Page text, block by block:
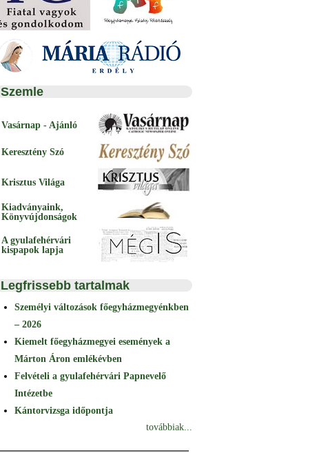
Szemle
Vasárnap - Ajánló
Keresztény Szó
Krisztus Világa
Kiadványaink,
Könyvújdonságok
A gyulafehérvári
kispapok lapja
Legfrissebb tartalmak
Személyi változások főegyházmegyénkben
– 2026
Kiemelt főegyházmegyei események a
Márton Áron emlékévben
Felvételi a gyulafehérvári Papnevelő
Intézetbe
Kántorvizsga időpontja
továbbiak...